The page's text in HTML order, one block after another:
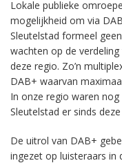
Lokale publieke
mogelijkheid om via
Sleutelstad formeel
wachten op de
deze regio. Zo’n
DAB+ waarvan
In onze regio waren
Sleutelstad er sinds
De uitrol van DAB+
ingezet op luisteraars in